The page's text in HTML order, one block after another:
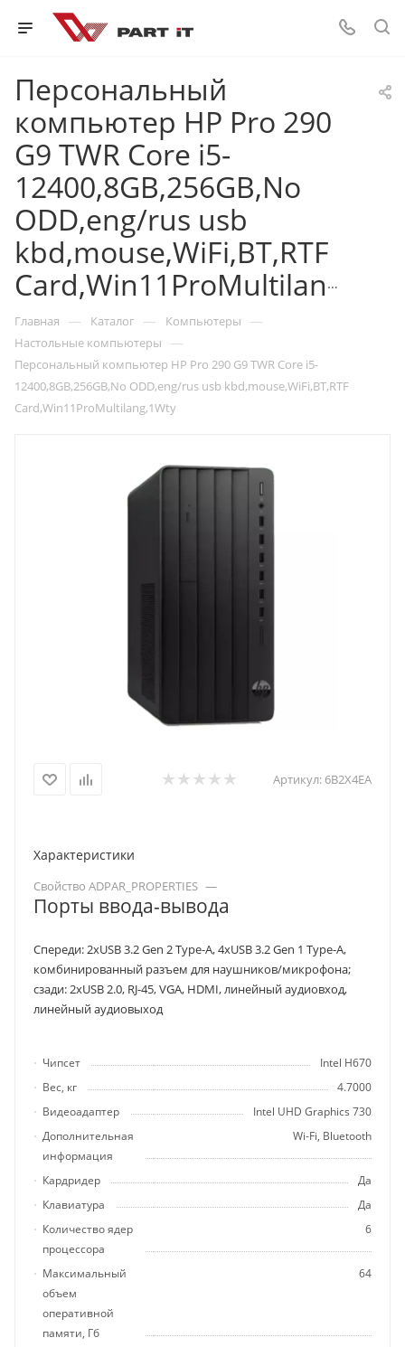
Персональный
компьютер HP Pro 290
G9 TWR Core i5-
12400,8GB,256GB,No
ODD,eng/rus usb
kbd,mouse,WiFi,BT,RTF
Card,Win11ProMultilang,1Wty
Главная — Каталог — Компьютеры —
Настольные компьютеры —
Персональный компьютер HP Pro 290 G9 TWR Core i5-
12400,8GB,256GB,No ODD,eng/rus usb kbd,mouse,WiFi,BT,RTF
Card,Win11ProMultilang,1Wty
Артикул: 6B2X4EA
Характеристики
Свойство ADPAR_PROPERTIES —
Порты ввода-вывода
Спереди: 2хUSB 3.2 Gen 2 Type-A, 4хUSB 3.2 Gen 1 Type-A,
комбинированный разъем для наушников/микрофона;
сзади: 2хUSB 2.0, RJ-45, VGA, HDMI, линейный аудиовход,
линейный аудиовыход
Чипсет
Intel H670
Вес, кг
4.7000
Видеоадаптер
Intel UHD Graphics 730
Дополнительная
информация
Wi-Fi, Bluetooth
Кардридер
Да
Клавиатура
Да
Количество ядер
процессора
6
Максимальный
объем
оперативной
памяти, Гб
64